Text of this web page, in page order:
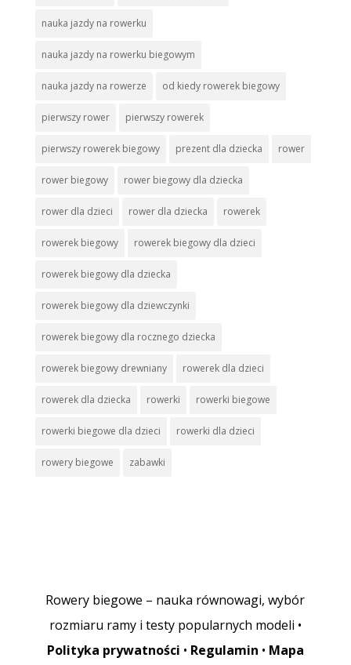
nauka jazdy na rowerku
nauka jazdy na rowerku biegowym
nauka jazdy na rowerze od kiedy rowerek biegowy
pierwszy rower pierwszy rowerek
pierwszy rowerek biegowy prezent dla dziecka rower
rower biegowy rower biegowy dla dziecka
rower dla dzieci rower dla dziecka rowerek
rowerek biegowy rowerek biegowy dla dzieci
rowerek biegowy dla dziecka
rowerek biegowy dla dziewczynki
rowerek biegowy dla rocznego dziecka
rowerek biegowy drewniany rowerek dla dzieci
rowerek dla dziecka rowerki rowerki biegowe
rowerki biegowe dla dzieci rowerki dla dzieci
rowery biegowe zabawki
Rowery biegowe – nauka równowagi, wybór
rozmiaru ramy i testy popularnych modeli •
Polityka prywatności • Regulamin • Mapa